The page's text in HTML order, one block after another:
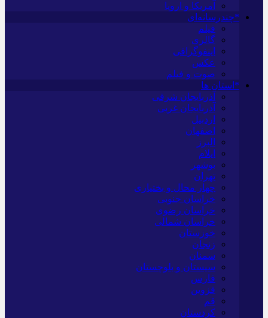
آمریکا و اروپا
*چندرسانه‌ای
فیلم
گالری
اینفوگرافی
عکس
صوت و فیلم
*استان ها
آذربایجان شرقی
آذربایجان غربی
اردبیل
اصفهان
البرز
ایلام
بوشهر
تهران
چهار محال و بختیاری
خراسان جنوبی
خراسان رضوی
خراسان شمالی
خوزستان
زنجان
سمنان
سیستان و بلوچستان
فارس
قزوین
قم
کردستان